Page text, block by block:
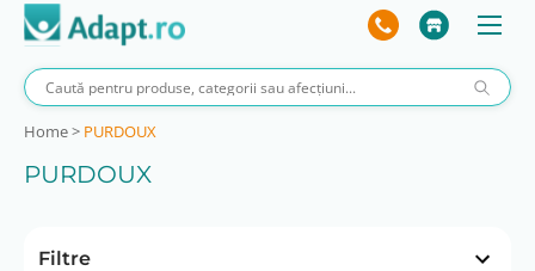
Home> PURDOUX
PURDOUX
Filtre